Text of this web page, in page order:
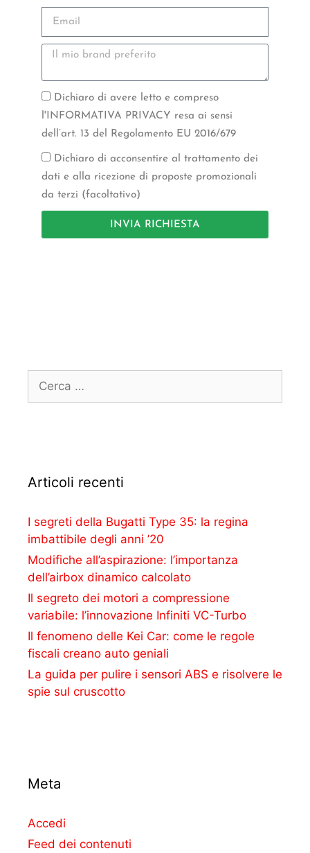
Dichiaro di avere letto e compreso
l'INFORMATIVA PRIVACY resa ai sensi
dell’art. 13 del Regolamento EU 2016/679
Dichiaro di acconsentire al trattamento dei
dati e alla ricezione di proposte promozionali
da terzi (facoltativo)
INVIA RICHIESTA
Articoli recenti
I segreti della Bugatti Type 35: la regina
imbattibile degli anni ’20
Modifiche all’aspirazione: l’importanza
dell’airbox dinamico calcolato
Il segreto dei motori a compressione
variabile: l’innovazione Infiniti VC-Turbo
Il fenomeno delle Kei Car: come le regole
fiscali creano auto geniali
La guida per pulire i sensori ABS e risolvere le
spie sul cruscotto
Meta
Accedi
Feed dei contenuti